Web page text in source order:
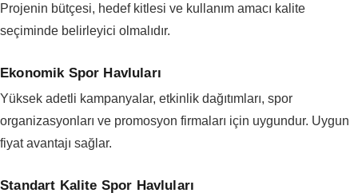
Projenin bütçesi, hedef kitlesi ve kullanım amacı kalite
seçiminde belirleyici olmalıdır.
Ekonomik Spor Havluları
Yüksek adetli kampanyalar, etkinlik dağıtımları, spor
organizasyonları ve promosyon firmaları için uygundur. Uygun
fiyat avantajı sağlar.
Standart Kalite Spor Havluları